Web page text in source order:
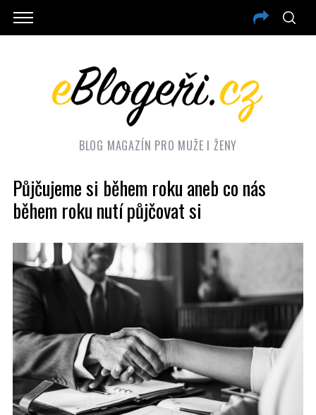
BLOG MAGAZÍN PRO MUŽE I ŽENY
Půjčujeme si během roku aneb co nás
během roku nutí půjčovat si